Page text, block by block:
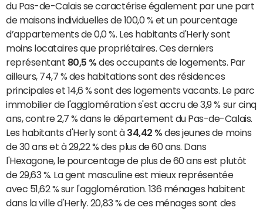
du Pas-de-Calais se caractérise également par une part
de maisons individuelles de 100,0 % et un pourcentage
d’appartements de 0,0 %. Les habitants d'Herly sont
moins locataires que propriétaires. Ces derniers
représentant 80,5 % des occupants de logements. Par
ailleurs, 74,7 % des habitations sont des résidences
principales et 14,6 % sont des logements vacants. Le parc
immobilier de l'agglomération s'est accru de 3,9 % sur cinq
ans, contre 2,7 % dans le département du Pas-de-Calais.
Les habitants d'Herly sont à 34,42 % des jeunes de moins
de 30 ans et à 29,22 % des plus de 60 ans. Dans
l'Hexagone, le pourcentage de plus de 60 ans est plutôt
de 29,63 %. La gent masculine est mieux représentée
avec 51,62 % sur l'agglomération. 136 ménages habitent
dans la ville d'Herly. 20,83 % de ces ménages sont des